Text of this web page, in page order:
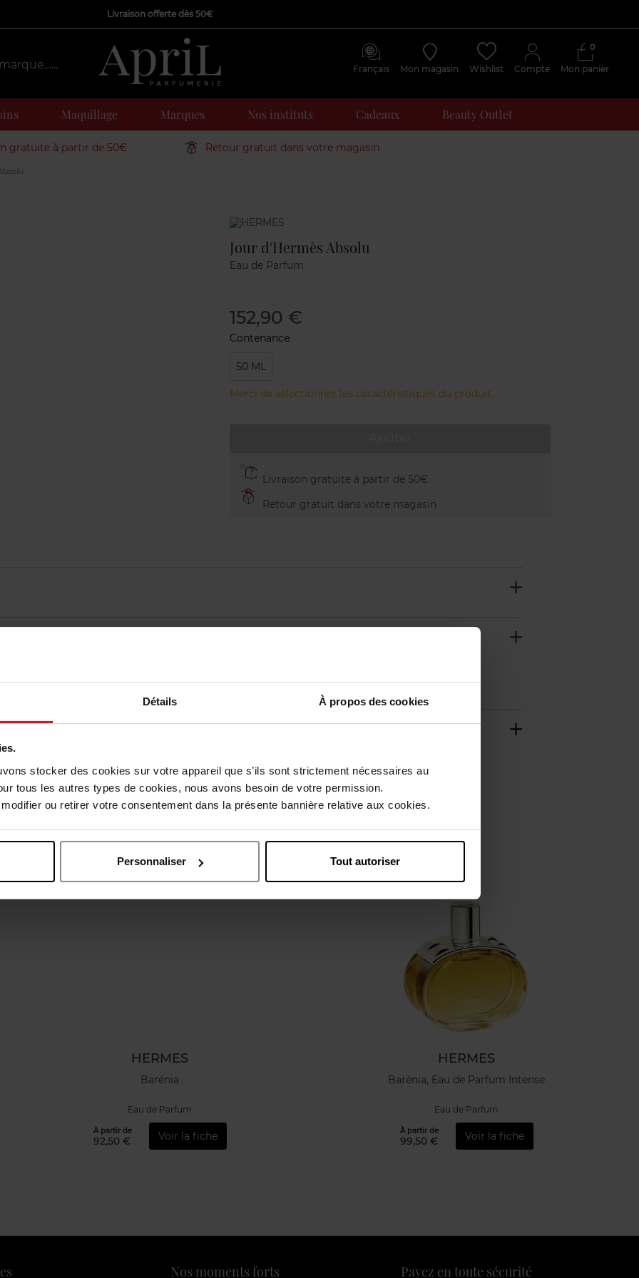
Détails À propos des cookies
stocker des cookies sur votre appareil que s’ils sont strictement nécessaires au
tous les autres types de cookies, nous avons besoin de votre permission.
ou retirer votre consentement dans la présente bannière relative aux cookies.
Personnaliser Tout autoriser
Livraison offerte dès 50€
Français Mon magasin Wishlist Compte Mon panier
0
Maquillage Marques Nos instituts Cadeaux Beauty Outlet
gratuite à partir de 50€ Retour gratuit dans votre magasin
Marque
Jour d'Hermès Absolu
Eau de Parfum
152,90 €
Contenance
50 ML
Merci de sélectionner les caractéristiques du produit.
Livraison gratuite à partir de 50€
Retour gratuit dans votre magasin
Oublié quelque chose ?
HERMES
Barénia
Eau de Parfum
À partir de
92,50 € Voir la fiche
HERMES
Barénia, Eau de Parfum Intense
Eau de Parfum
À partir de
99,50 € Voir la fiche
Nos moments forts Payez en toute sécurité